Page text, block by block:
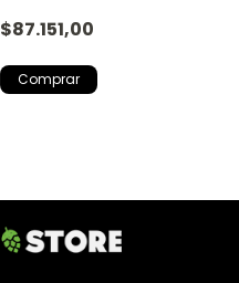
$87.151,00